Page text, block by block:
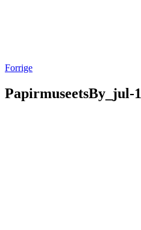
Forrige
PapirmuseetsBy_jul-1